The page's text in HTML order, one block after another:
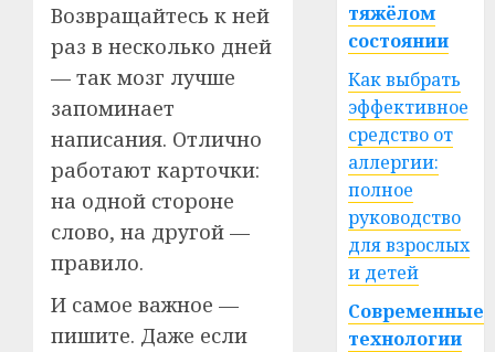
Возвращайтесь к ней
раз в несколько дней
— так мозг лучше
запоминает
написания. Отлично
работают карточки:
на одной стороне
слово, на другой —
правило.
И самое важное —
пишите. Даже если
тяжёлом
состоянии
Как выбрать
эффективное
средство от
аллергии:
полное
руководство
для взрослых
и детей
Современные
технологии